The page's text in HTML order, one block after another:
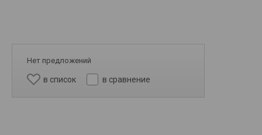
Нет предложений
в список в сравнение